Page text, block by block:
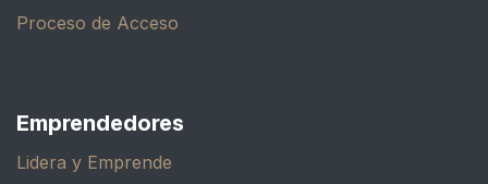
Proceso de Acceso
Emprendedores
Lidera y Emprende